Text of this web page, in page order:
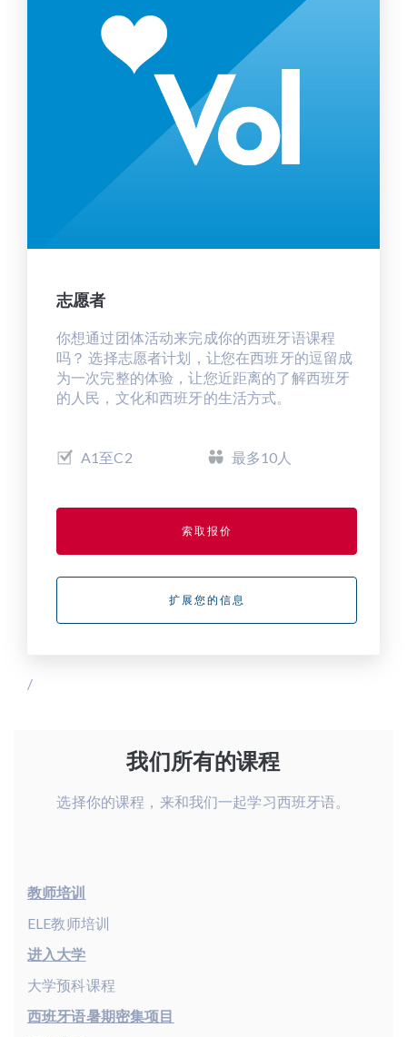
志愿者
你想通过团体活动来完成你的西班牙语课程
吗？ 选择志愿者计划，让您在西班牙的逗留成
为一次完整的体验，让您近距离的了解西班牙
的人民，文化和西班牙的生活方式。
A1至C2 最多10人
索取报价
扩展您的信息
/
我们所有的课程
选择你的课程，来和我们一起学习西班牙语。
教师培训
ELE教师培训
进入大学
大学预科课程
西班牙语暑期密集项目